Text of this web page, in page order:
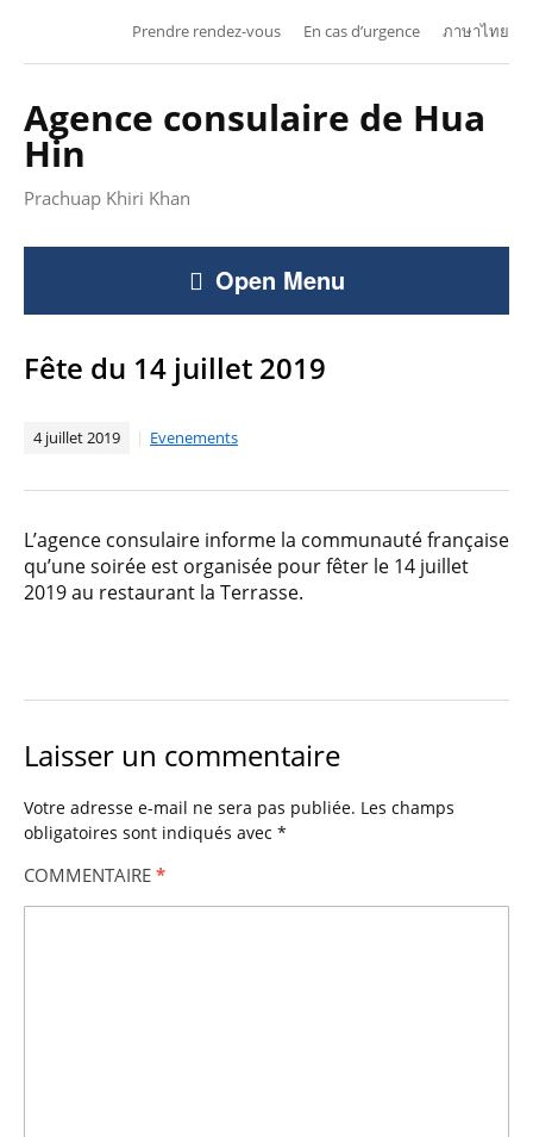
Prendre rendez-vous En cas d’urgence ภาษาไทย
Agence consulaire de Hua
Hin
Prachuap Khiri Khan
Open Menu
Fête du 14 juillet 2019
4 juillet 2019 Evenements
L’agence consulaire informe la communauté française
qu’une soirée est organisée pour fêter le 14 juillet
2019 au restaurant la Terrasse.
Laisser un commentaire
Votre adresse e-mail ne sera pas publiée. Les champs
obligatoires sont indiqués avec *
COMMENTAIRE *